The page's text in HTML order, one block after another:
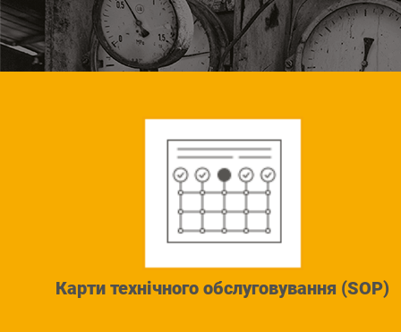
Карти технічного обслуговування (SOP)